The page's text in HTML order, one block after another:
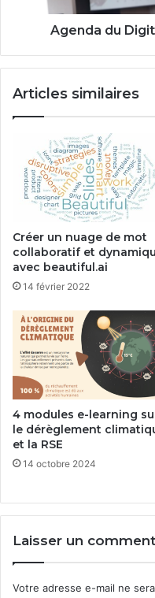
Agenda du
Articles similaires
Créer un nuage de mot
collaboratif et
avec beautiful.ai
14 février 2022
4 modules e-learning
le dérèglement
et la RSE
14 octobre 2024
Laisser un
Votre adresse e-mail ne